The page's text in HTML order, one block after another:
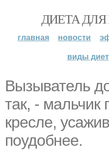
ДИЕТА
главная новости
виды диет
Вызыватель
так, - мальчик
кресле,
поудобнее.